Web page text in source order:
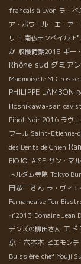
français à Lyon ラ・ベ
ア・ボワール・エ・ア
リュ 南仏モンペイル ピ
か 収穫時期2018 ギー
Rhône sud ダミア
Madmoiselle M Crosse
PHILIPPE JAMBON
Hoshikawa-san
Pinot Noir 2016 ラヴ
フール Saint-Etienne-
des Dents de Chien
BIOJOLAISE サン・マ
トルダム寺院 Tokyo
田恭二さん ラ・ヴィ
Fernandaise Ten
イ2013 Domaine Jean
デンズの柳田さん エド
京・六本木 ピエモンテ
Buissière chef Youji